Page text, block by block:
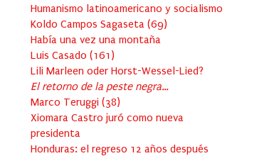
Humanismo latinoamericano y socialismo
Koldo Campos Sagaseta (69)
Había una vez una montaña
Luis Casado (161 )
Lili Marleen oder Horst-Wessel-Lied?
El retorno de la peste negra…
Marco Teruggi (38)
Xiomara Castro juró como nueva
presidenta
Honduras: el regreso 12 años después